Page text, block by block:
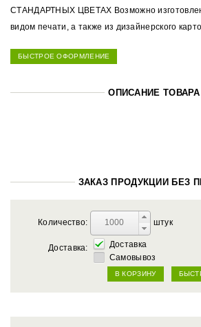
СТАНДАРТНЫХ ЦВЕТАХ Возможно
видом печати, а также из дизайнерского
БЫСТРОЕ ОФОРМЛЕНИЕ
ОПИСАНИЕ ТОВАРА
ЗАКАЗ ПРОДУКЦИИ БЕЗ
Количество: штук
Доставка:
Доставка
Самовывоз
В КОРЗИНУ